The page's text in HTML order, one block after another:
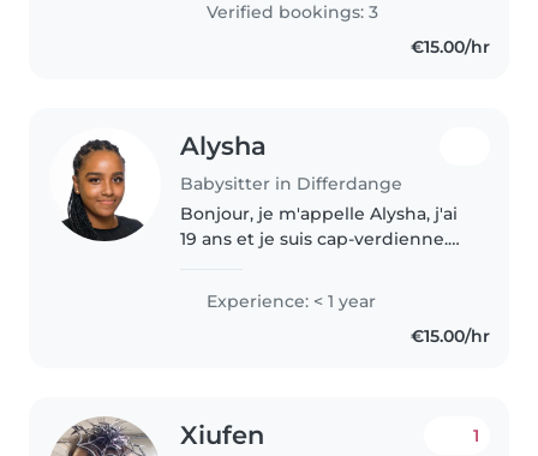
Verified bookings: 3
€15.00/hr
Alysha
Babysitter in Differdange
Bonjour, je m'appelle Alysha, j'ai
19 ans et je suis cap-verdienne.
écouter de la musique. J'étudie
actuellement le commerce à
Experience: < 1 year
€15.00/hr
Xiufen 1